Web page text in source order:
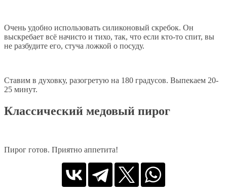
Очень удобно использовать силиконовый скребок. Он
выскребает всё начисто и тихо, так, что если кто-то спит, вы
не разбудите его, стуча ложкой о посуду.
Ставим в духовку, разогретую на 180 градусов. Выпекаем 20-
25 минут.
Классический медовый пирог
Пирог готов. Приятно аппетита!